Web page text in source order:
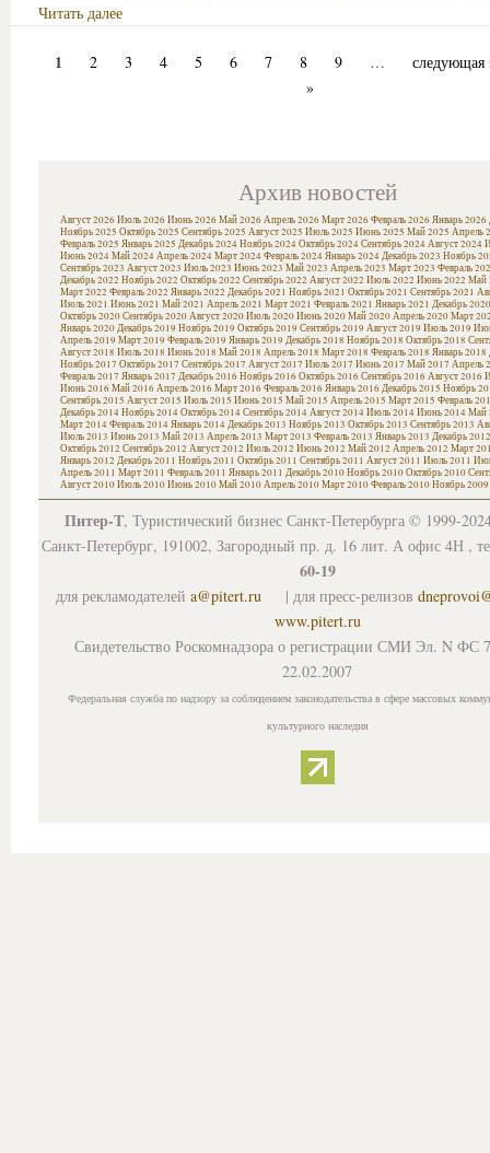
Читать далее
1 2 3 4 5 6 7 8 9 …
следующая
»
Архив новостей
Август 2026 Июль 2026 Июнь 2026 Май 2026 Апрель 2026 Март 2026 Февраль 2026 Январь 2026
Ноябрь 2025 Октябрь 2025 Сентябрь 2025 Август 2025 Июль 2025 Июнь 2025 Май 2025 Апрель
Февраль 2025 Январь 2025 Декабрь 2024Ноябрь 2024Октябрь 2024Сентябрь 2024Август 2024
Июнь 2024Май 2024Апрель 2024Март 2024Февраль 2024Январь 2024Декабрь 2023 Ноябрь
Сентябрь 2023 Август 2023 Июль 2023 Июнь 2023 Май 2023 Апрель 2023 Март 2023 Февраль
Декабрь 2022 Ноябрь 2022 Октябрь 2022 Сентябрь 2022 Август 2022 Июль 2022 Июнь 2022 Май
Март 2022 Февраль 2022 Январь 2022 Декабрь 2021 Ноябрь 2021 Октябрь 2021 Сентябрь 2021
Июль 2021 Июнь 2021 Май 2021 Апрель 2021 Март 2021 Февраль 2021 Январь 2021 Декабрь 2020
Октябрь 2020Сентябрь 2020Август 2020Июль 2020Июнь 2020Май 2020Апрель 2020Март
Январь 2020Декабрь 2019 Ноябрь 2019 Октябрь 2019 Сентябрь 2019 Август 2019 Июль 2019
Апрель 2019 Март 2019 Февраль 2019 Январь 2019 Декабрь 2018 Ноябрь 2018 Октябрь 2018
Август 2018 Июль 2018 Июнь 2018 Май 2018 Апрель 2018 Март 2018 Февраль 2018 Январь 2018
Ноябрь 2017 Октябрь 2017 Сентябрь 2017 Август 2017 Июль 2017 Июнь 2017 Май 2017 Апрель
Февраль 2017 Январь 2017 Декабрь 2016 Ноябрь 2016 Октябрь 2016 Сентябрь 2016 Август 2016
Июнь 2016 Май 2016 Апрель 2016 Март 2016 Февраль 2016 Январь 2016 Декабрь 2015 Ноябрь
Сентябрь 2015 Август 2015 Июль 2015 Июнь 2015 Май 2015 Апрель 2015 Март 2015 Февраль
Декабрь 2014Ноябрь 2014Октябрь 2014Сентябрь 2014Август 2014Июль 2014Июнь 2014Май
Март 2014Февраль 2014Январь 2014Декабрь 2013 Ноябрь 2013 Октябрь 2013 Сентябрь 2013
Июль 2013 Июнь 2013 Май 2013 Апрель 2013 Март 2013 Февраль 2013 Январь 2013 Декабрь 2012
Октябрь 2012 Сентябрь 2012 Август 2012 Июль 2012 Июнь 2012 Май 2012 Апрель 2012 Март
Январь 2012 Декабрь 2011 Ноябрь 2011 Октябрь 2011 Сентябрь 2011 Август 2011 Июль 2011
Апрель 2011 Март 2011 Февраль 2011 Январь 2011 Декабрь 2010Ноябрь 2010Октябрь 2010
Август 2010Июль 2010Июнь 2010Май 2010Апрель 2010Март 2010Февраль 2010Ноябрь 2009
Питер-Т, Туристический бизнес Санкт-Петербурга © 1999-
Санкт-Петербург, 191002, Загородный пр. д. 16 лит. А офис 4Н ,
60-19
для рекламодателей a@pitert.ru | для пресс-релизов
www.pitert.ru
Свидетельство Роскомнадзора о регистрации СМИ Эл. N ФС
22.02.2007
Федеральная служба по надзору за соблюдением законодательства в сфере массовых
культурного наследия